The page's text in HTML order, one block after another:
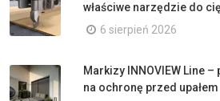
właściwe narzędzie do
6 sierpień 2026
Markizy INNOVIEW Line
na ochronę przed upałem